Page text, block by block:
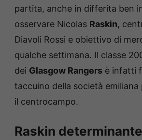
partita, anche in differita ben
osservare Nicolas Raskin,
Diavoli Rossi e obiettivo di
qualche settimana. Il classe
dei Glasgow Rangers è infatti
taccuino della società
il centrocampo.
Raskin